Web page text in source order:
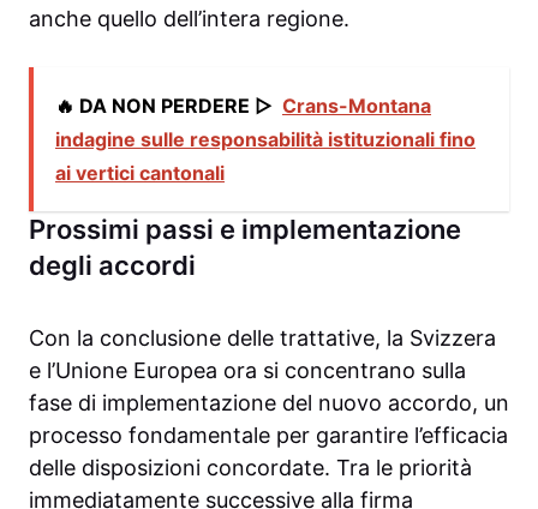
anche quello dell’intera regione.
🔥 DA NON PERDERE ▷ Crans-Montana
indagine sulle responsabilità istituzionali fino
ai vertici cantonali
Prossimi passi e implementazione
degli accordi
Con la conclusione delle trattative, la Svizzera
e l’Unione Europea ora si concentrano sulla
fase di implementazione del nuovo accordo, un
processo fondamentale per garantire l’efficacia
delle disposizioni concordate. Tra le priorità
immediatamente successive alla firma